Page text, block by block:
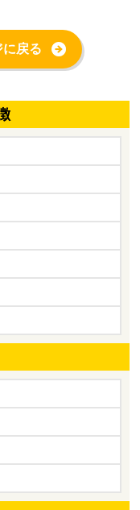
戻る